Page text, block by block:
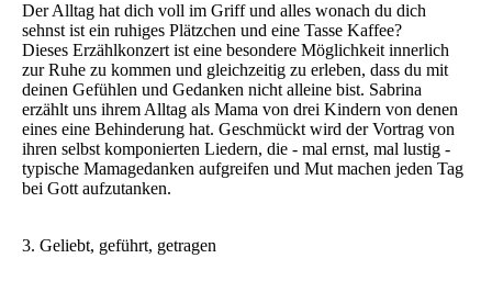
Der Alltag hat dich voll im Griff und alles wonach du dich
sehnst ist ein ruhiges Plätzchen und eine Tasse Kaffee?
Dieses Erzählkonzert ist eine besondere Möglichkeit innerlich
zur Ruhe zu kommen und gleichzeitig zu erleben, dass du mit
deinen Gefühlen und Gedanken nicht alleine bist. Sabrina
erzählt uns ihrem Alltag als Mama von drei Kindern von denen
eines eine Behinderung hat. Geschmückt wird der Vortrag von
ihren selbst komponierten Liedern, die - mal ernst, mal lustig -
typische Mamagedanken aufgreifen und Mut machen jeden Tag
bei Gott aufzutanken.
3. Geliebt, geführt, getragen